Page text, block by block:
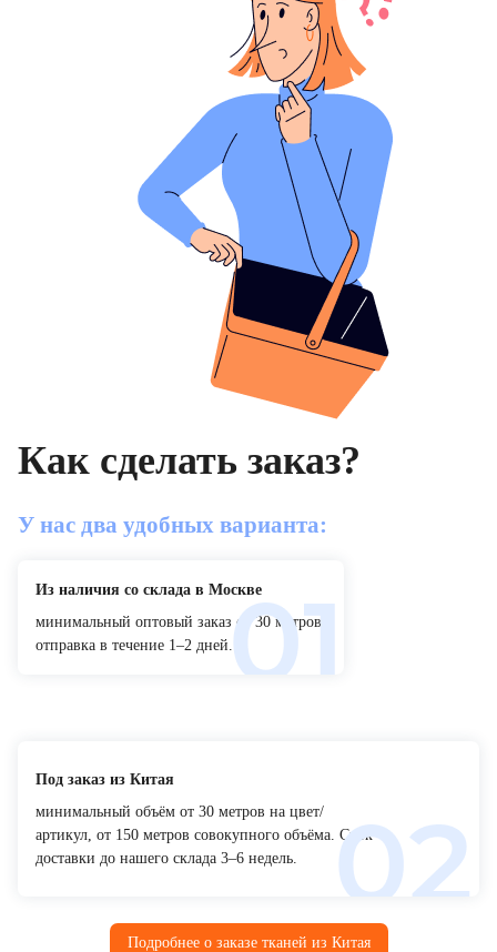
Как сделать заказ?
У нас два удобных варианта:
Из наличия со склада в Москве
минимальный оптовый заказ от 30 метров;
отправка в течение 1–2 дней.
Под заказ из Китая
минимальный объём от 30 метров на цвет/
артикул, от 150 метров совокупного объёма. Срок
доставки до нашего склада 3–6 недель.
Подробнее о заказе тканей из Китая